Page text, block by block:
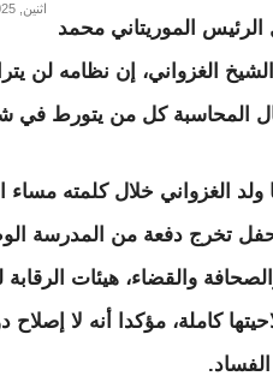
اثنين, 2025-10-20 22:18
الرئيس الموريتاني محمد
الغزواني، إن نظامه لن
المحاسبة كل من يتورط في
ولد الغزواني خلال كلمته مساء
تخرج دفعة من المدرسة
والقضاء، هيئات
كاملة، مؤكدا أنه لا إصلاح